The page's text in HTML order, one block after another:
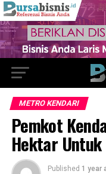
METRO KENDARI
Pemkot
Hektar
Published 1 year